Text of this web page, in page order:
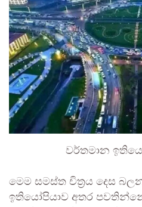
වර්තමාන
මෙම සමස්ත චිත්‍රය දෙස
ඉතියෝපියාව අතර